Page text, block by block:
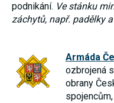
podnikání. Ve stánku
záchytů, např. padělky
Armáda
ozbrojená
obrany